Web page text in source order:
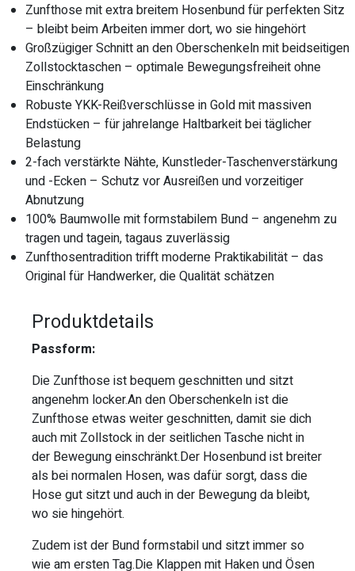
Zunfthose mit extra breitem Hosenbund für perfekten Sitz
– bleibt beim Arbeiten immer dort, wo sie hingehört
Großzügiger Schnitt an den Oberschenkeln mit beidseitigen
Zollstocktaschen – optimale Bewegungsfreiheit ohne
Einschränkung
Robuste YKK-Reißverschlüsse in Gold mit massiven
Endstücken – für jahrelange Haltbarkeit bei täglicher
Belastung
2-fach verstärkte Nähte, Kunstleder-Taschenverstärkung
und -Ecken – Schutz vor Ausreißen und vorzeitiger
Abnutzung
100% Baumwolle mit formstabilem Bund – angenehm zu
tragen und tagein, tagaus zuverlässig
Zunfthosentradition trifft moderne Praktikabilität – das
Original für Handwerker, die Qualität schätzen
Produktdetails
Passform:
Die Zunfthose ist bequem geschnitten und sitzt
angenehm locker.An den Oberschenkeln ist die
Zunfthose etwas weiter geschnitten, damit sie dich
auch mit Zollstock in der seitlichen Tasche nicht in
der Bewegung einschränkt.Der Hosenbund ist breiter
als bei normalen Hosen, was dafür sorgt, dass die
Hose gut sitzt und auch in der Bewegung da bleibt,
wo sie hingehört.
Zudem ist der Bund formstabil und sitzt immer so
wie am ersten Tag.Die Klappen mit Haken und Ösen